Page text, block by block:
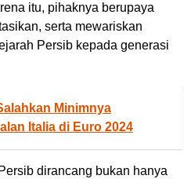
itu, pihaknya berupaya
serta mewariskan
Persib kepada generasi
Minimnya
Italia di Euro 2024
dirancang bukan hanya